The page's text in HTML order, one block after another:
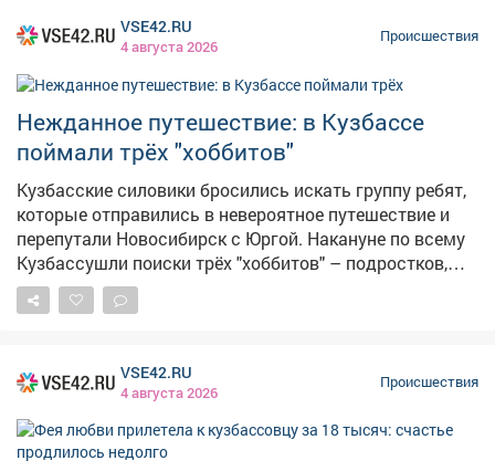
У обвиняемых в наличии имелся мощный фонарь
"Молния" и тепловизор "Аркон", позволяющие видеть
жалобе.
VSE42.RU
4 августа 2026
Происшествия
Нежданное путешествие: в Кузбассе
поймали трёх "хоббитов"
Кузбасские силовики бросились искать группу ребят,
которые отправились в невероятное путешествие и
перепутали Новосибирск с Юргой. Накануне по всему
Кузбассушли поиски трёх "хоббитов" – подростков,
которые захотели приключений и ушли из дома в
далёкое путешествие. Как сообщает во вторник
предварительной информации, приятели, не поставив
в известность взрослых, решили отправиться в
путешествие. Молодые люди выехали из
Новокузнецка и планировали добраться до
VSE42.RU
4 августа 2026
Происшествия